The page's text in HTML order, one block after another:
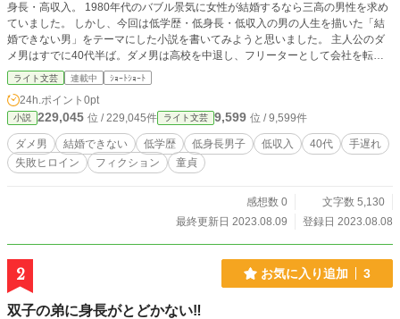
身長・高収入。 1980年代のバブル景気に女性が結婚するなら三高の男性を求め
ていました。 しかし、今回は低学歴・低身長・低収入の男の人生を描いた「結
婚できない男」をテーマにした小説を書いてみようと思いました。 主人公のダ
メ男はすでに40代半ば。ダメ男は高校を中退し、フリーターとして会社を転々
として過ごす。途中でこれではいけないと大検を受ける決意をするも失敗して、
結局フリーターとして40代半ばまで来てしまった・・・
ライト文芸 連載中 ｼｮｰﾄｼｮｰﾄ
24h.ポイント 0pt
小説 229,045 位 / 229,045件 ライト文芸 9,599 位 / 9,599件
ダメ男 結婚できない 低学歴 低身長男子 低収入 40代
手遅れ
失敗ヒロイン
フィクション 童貞
感想数 0
文字数 5,130
最終更新日 2023.08.09
登録日 2023.08.08
2 お気に入り追加 3
双子の弟に身長がとどかない‼︎